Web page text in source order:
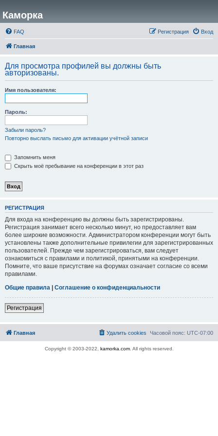
Каморка
FAQ Вход
Регистрация
Главная
Для просмотра профилей вы должны быть
авторизованы.
Имя пользователя:
Пароль:
Забыли пароль?
Повторно выслать письмо для активации учётной записи
Запомнить меня
Скрыть моё пребывание на конференции в этот раз
РЕГИСТРАЦИЯ
Для входа на конференцию вы должны быть зарегистрированы.
Регистрация занимает всего несколько минут, но предоставляет вам
более широкие возможности. Администратором конференции могут быть
установлены также дополнительные привилегии для зарегистрированных
пользователей. Прежде чем зарегистрироваться, вам следует
ознакомиться с правилами и политикой, принятыми на конференции.
Помните, что ваше присутствие на форумах означает согласие со всеми
правилами.
Общие правила | Соглашение о конфиденциальности
Регистрация
Главная Часовой пояс: UTC-07:00
Удалить cookies
Copyright © 2003-2022, kamorka.com. All rights reserved.